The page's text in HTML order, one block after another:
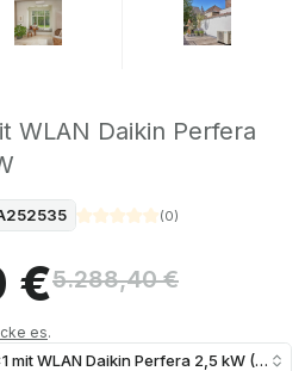
WLAN Daikin Perfera
(0)
€5.288,40 €
es.
mit WLAN Daikin Perfera 2,5 kW (2) +